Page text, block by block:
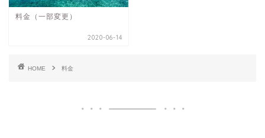
料金（一部変更）
2020-06-14
HOME 料金